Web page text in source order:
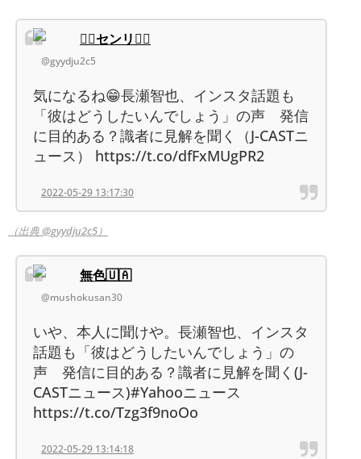
🚶‍♀️センリ🚶‍♂️
@gyydju2c5
気になるね😁長瀬智也、インスタ話題も
「彼はどうしたいんでしょう」の声 発信
に目的ある？識者に見解を聞く（J-CASTニ
ュース） https://t.co/dfFxMUgPR2
2022-05-29 13:17:30
（出典 @gyydju2c5）
無色🇺🇦
@mushokusan30
いや、本人に聞けや。長瀬智也、インスタ
話題も「彼はどうしたいんでしょう」の
声 発信に目的ある？識者に見解を聞く(J-
CASTニュース)#Yahooニュース
https://t.co/Tzg3f9noOo
2022-05-29 13:14:18